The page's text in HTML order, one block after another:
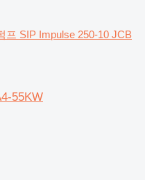
프 SIP Impulse 250-10 JCB
55KW